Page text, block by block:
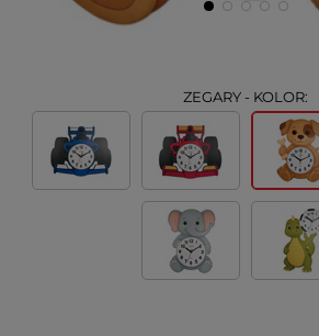
ZEGARY - KOLOR: